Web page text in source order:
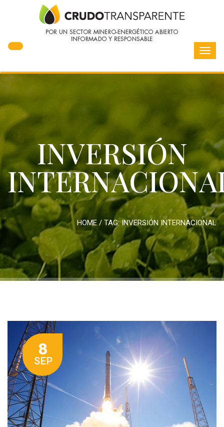
INVERSIÓN
HOME / TAG:INVERSIÓN INTERNACIONAL
8
SEP